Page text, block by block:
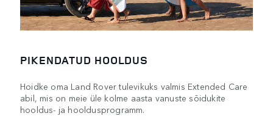
PIKENDATUD HOOLDUS
Hoidke oma Land Rover tulevikuks valmis Extended Care
abil, mis on meie üle kolme aasta vanuste sõidukite
hooldus- ja hooldusprogramm.